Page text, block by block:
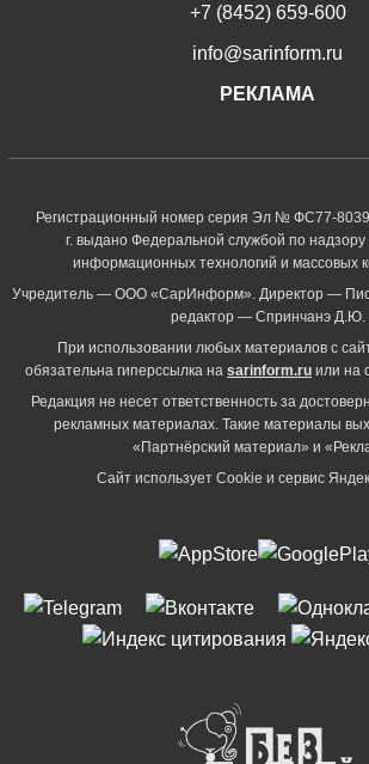
+7 (8452) 659-600
info@sarinform.ru
РЕКЛАМА
Регистрационный номер серия Эл № ФС77-
г. выдано Федеральной службой по надзору
информационных технологий и массовых
Учредитель — ООО «СарИнформ». Директор —
редактор — Спринчанэ Д.Ю.
При использовании любых материалов с
обязательна гиперссылка на sarinform.ru или на
Редакция не несет ответственность за
рекламных материалах. Такие материалы
«Партнёрский материал» и
Сайт использует Cookie и сервиc